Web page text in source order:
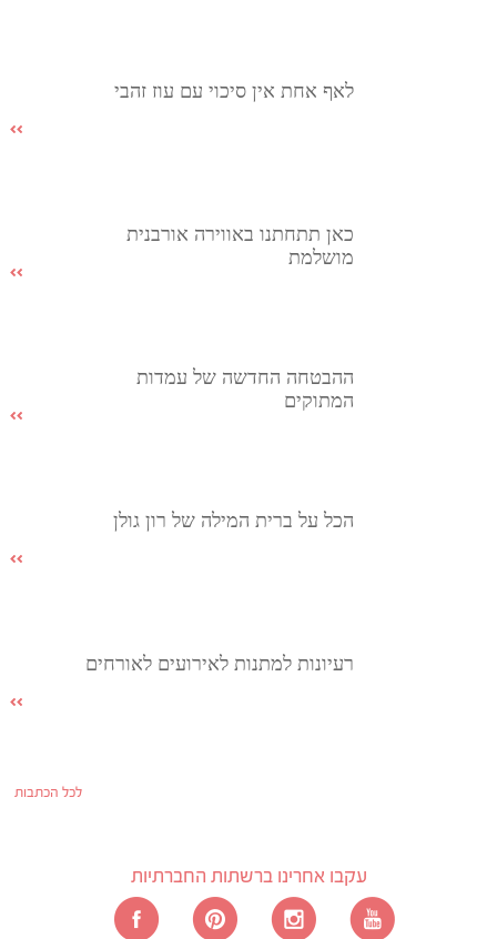
לאף אחת אין סיכוי עם עוז זהבי
כאן תתחתנו באווירה אורבנית
מושלמת
ההבטחה החדשה של עמדות
המתוקים
הכל על ברית המילה של רון גולן
רעיונות למתנות לאירועים לאורחים
לכל הכתבות
עקבו אחרינו ברשתות החברתיות